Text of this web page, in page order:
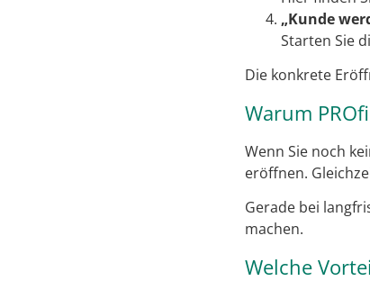
„Kunde
Starten Sie
Die konkrete
Warum
Wenn Sie noch
eröffnen.
Gerade bei
machen.
Welche